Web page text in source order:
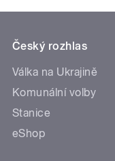
Český rozhlas
Válka na Ukrajině
Komunální volby
Stanice
eShop